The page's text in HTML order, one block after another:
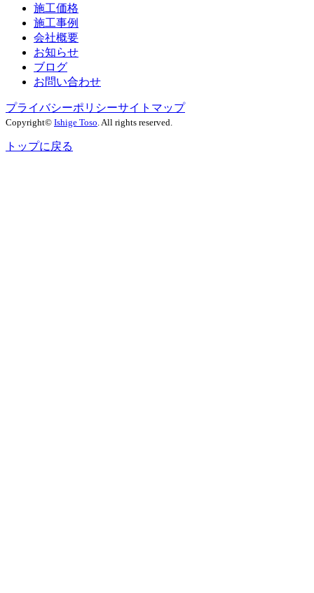
施工価格
施工事例
会社概要
お知らせ
ブログ
お問い合わせ
プライバシーポリシーサイトマップ
Copyright© Ishige Toso . All rights reserved.
トップに戻る